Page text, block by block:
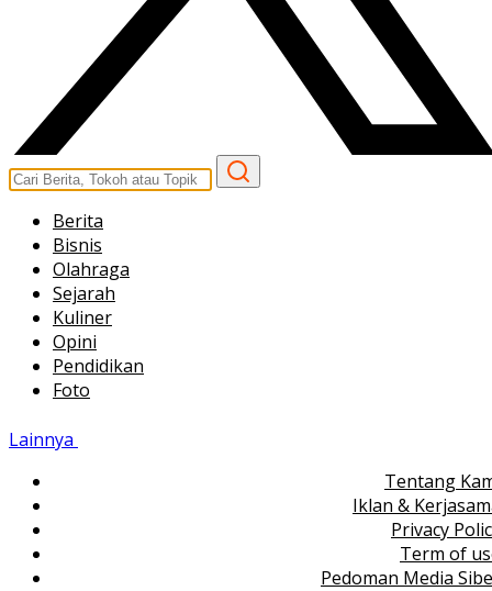
Berita
Bisnis
Olahraga
Sejarah
Kuliner
Opini
Pendidikan
Foto
Lainnya
Tentang
Iklan &
Privacy
Term of
Pedoman Media